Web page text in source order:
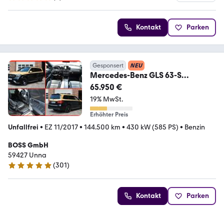
Kontakt Parken
Gesponsert NEU
Mercedes-Benz GLS 63-S
AMG=MAYBACH=3-
TV=MAXHAUST=PANO=360°=AHK
65.950 €
19% MwSt.
Erhöhter Preis
Unfallfrei • EZ 11/2017• 144.500 km • 430 kW (585 PS) • Benzin
BOSS GmbH
59427 Unna
5 Sterne
(301)
Kontakt Parken